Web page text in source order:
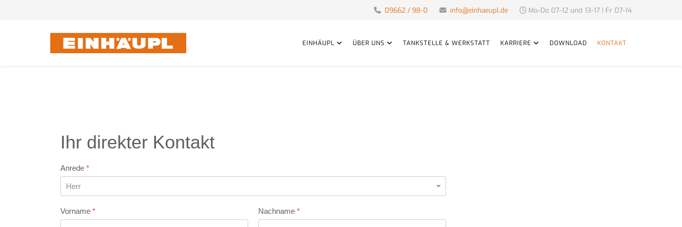
09662 / 98-0 info@einhaeupl.de Mo-Do 07-12 und 13-17 | Fr 07-14
EINHÄUPL ÜBER UNS TANKSTELLE & WERKSTATT KARRIERE DOWNLOAD KONTAKT
Ihr direkter Kontakt
Anrede *
Vorname * Nachname *